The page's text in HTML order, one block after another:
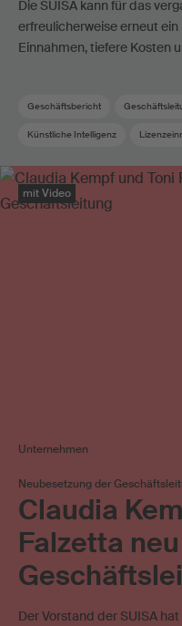
Die SUISA kann für das
erfreulicherweise erneut
Einnahmen, tiefere Kosten
Geschäftsbericht
Künstliche Intelligenz
mit Video
Unternehmen
Neubesetzung der
Claudia
Falzetta
Der Vorstand der SUISA